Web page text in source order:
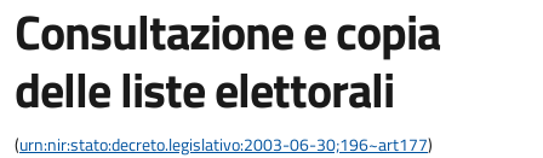
Consultazione e copia
delle liste elettorali
(urn:nir:stato:decreto.legislativo:2003-06-30;196~art177)